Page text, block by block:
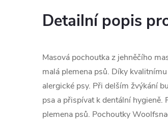
Detailní popis
Masová pochoutka z jehněčího
malá plemena psů. Díky
alergické psy. Při delším žvýkání
psa a přispívat k dentální hygieně.
plemena psů. Pochoutky